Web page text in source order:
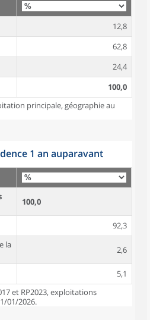
12,8
62,8
24,4
100,0
principale, géographie au
1 an auparavant
100,0
92,3
la
2,6
5,1
et RP2023, exploitations
01/2026.